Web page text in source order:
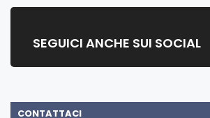
SEGUICI ANCHE SUI SOCIAL
CONTATTACI